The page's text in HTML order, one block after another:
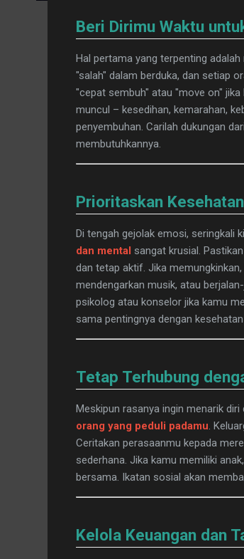
Beri Dirimu Waktu
Hal pertama yang terpenting
"salah" dalam berduka, dan setiap
"cepat sembuh" atau "move on"
muncul – kesedihan, kemarahan,
penyembuhan. Carilah dukungan
membutuhkannya.
Prioritaskan
Di tengah gejolak emosi, seringkali
dan mental sangat krusial.
dan tetap aktif. Jika
mendengarkan musik, atau
psikolog atau konselor jika kamu
sama pentingnya dengan
Tetap Terhubung
Meskipun rasanya ingin menarik
orang yang peduli padamu .
Ceritakan perasaanmu kepada
sederhana. Jika kamu memiliki
bersama. Ikatan sosial akan
Kelola Keuangan dan